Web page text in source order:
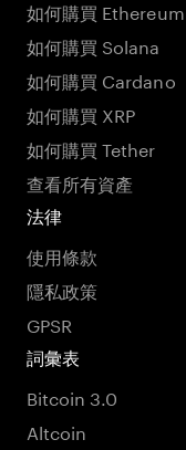
如何購買 Ethereum
如何購買 Solana
如何購買 Cardano
如何購買 XRP
如何購買 Tether
查看所有資產
法律
使用條款
隱私政策
GPSR
詞彙表
Bitcoin 3.0
Altcoin